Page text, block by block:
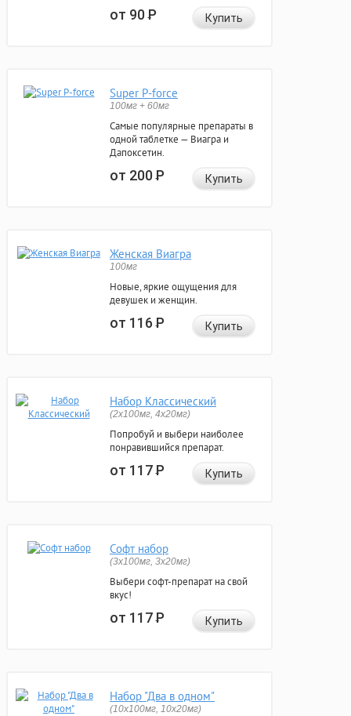
от 90Р Купить
Super P-force
100мг + 60мг
Самые популярные препараты в
одной таблетке — Виагра и
Дапоксетин.
от 200Р Купить
Женская Виагра
100мг
Новые, яркие ощущения для
девушек и женщин.
от 116Р Купить
Набор Классический
(2x100мг, 4x20мг)
Попробуй и выбери наиболее
понравившийся препарат.
от 117Р Купить
Софт набор
(3x100мг, 3x20мг)
Выбери софт-препарат на свой
вкус!
от 117Р Купить
Набор "Два в одном"
(10x100мг, 10x20мг)